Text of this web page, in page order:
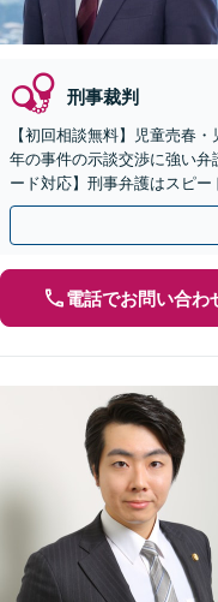
刑事裁判
【初回相談無料】児童売春
年の事件の示談交渉に強い
ード対応】刑事弁護はスピ
刻も早くご相談ください【
電話でお問い合わ